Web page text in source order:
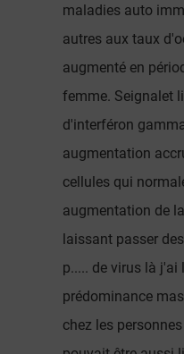
maladies auto
autres aux taux
augmenté en
femme. Seignalet
d'interféron
augmentation
cellules qui
augmentation de
laissant passer
p..... de virus là j'ai
prédominance
chez les